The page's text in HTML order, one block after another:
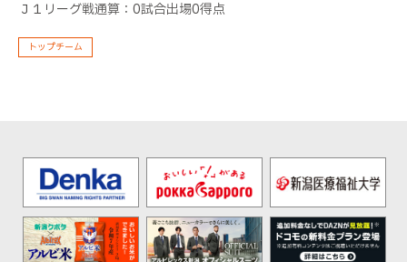
Ｊ１リーグ戦通算：0試合出場0得点
トップチーム